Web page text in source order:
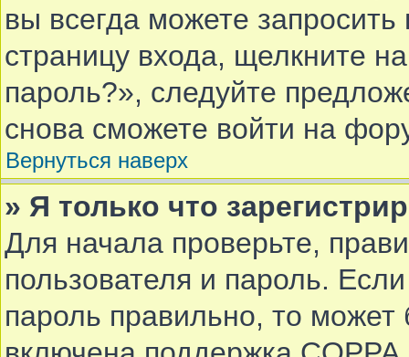
вы всегда можете
страницу входа, щелкните
пароль?», следуйте
снова сможете войти на
Вернуться наверх
» Я только что
Для начала проверьте,
пользователя и пароль.
пароль правильно, то